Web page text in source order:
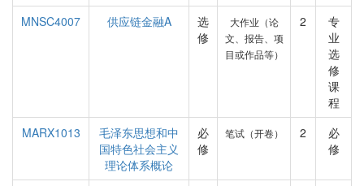
MNSC4007
供应链金融A
选
修
大作业（论
文、报告、项
目或作品等）
2
专
业
选
修
课
程
MARX1013
毛泽东思想和中
国特色社会主义
理论体系概论
必
修
笔试（开卷） 2
必
修